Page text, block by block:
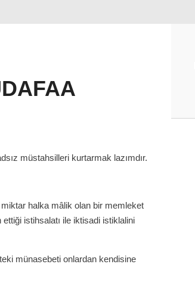
müstahsilleri kurtarmak lazımdır.
halka mâlik olan bir memleket
istihsalatı ile iktisadi istiklalini
münasebeti onlardan kendisine